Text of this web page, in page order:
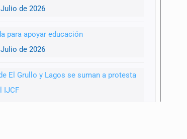
de 2026
para apoyar educación
de 2026
El Grullo y Lagos se suman a protesta
IJCF